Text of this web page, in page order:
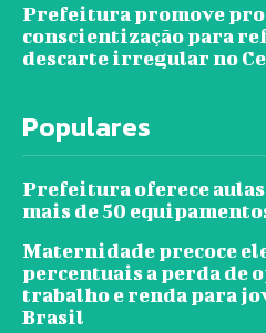
Prefeitura promove
conscientização para
descarte irregular no
Populares
Prefeitura oferece
mais de 50
Maternidade precoce
percentuais a perda de
trabalho e renda para
Brasil